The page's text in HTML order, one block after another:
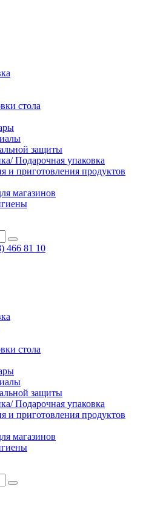
стола
защиты
Подарочная упаковка
и приготовления продуктов
магазинов
466 81 10
стола
защиты
Подарочная упаковка
и приготовления продуктов
магазинов